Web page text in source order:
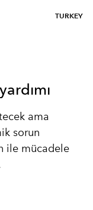
TURKEY
ama
sorun
ile mücadele